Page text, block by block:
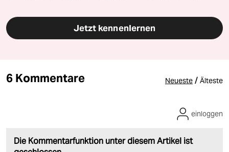
Jetzt kennenlernen
6 Kommentare Neueste / Älteste
Die Kommentarfunktion unter diesem Artikel ist
einloggen